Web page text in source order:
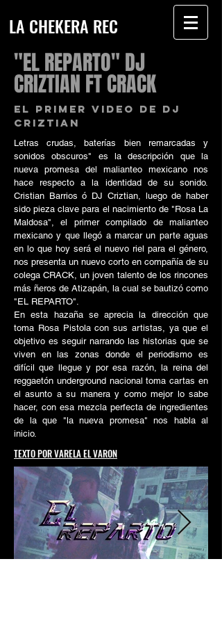
LA CHEKERA REC
"EL REPARTO" DJ
CRIZTIAN FT CRACK
EL PRIMER VIDEO DE DJ
CRIZTIAN
Letras crudas, baterías bien remarcadas y
sonidos obscuros" es la descripción que la
nueva promesa del malianteo mexicano nos
hace respecto a la identidad de su sonido.
Cristian Barrios ó DJ Criztian, luego de haber
sido pieza clave para el nacimiento de "Rosa La
Maldosa", el primer compilado de malianteo
mexicano y que llegó a marcar un parte aguas
en lo que hoy será el nuevo riel para el género,
nos presenta un nuevo corto en compañía de su
colega CRACK, un joven talento de los rincones
más ñeros de Atizapán, la cual se bautizó como
"EL REPARTO".
En esta hazaña se aprecia la dirección que
toma Rosa Pistola con sus artistas, ya que el
objetivo es seguir narrando las historias que se
viven en las zonas donde el periodismo es
difícil que llegue y por esa razón, la reina del
reggaetón underground nacional toma cartas en
el asunto a su manera y como mejor lo sabe
hacer, con esa mezcla perfecta de ingredientes
de la que "la nueva promesa" nos habla al
inicio.
TEXTO POR VARELA EL VARON